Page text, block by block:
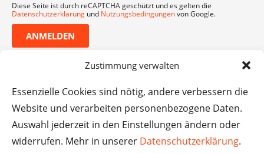
Zustimmung verwalten
Essenzielle Cookies sind nötig, andere verbessern die
Website und verarbeiten personenbezogene Daten.
Auswahl jederzeit in den Einstellungen ändern oder
widerrufen. Mehr in unserer Datenschutzerklärung.
Diese Seite ist durch reCAPTCHA geschützt und es gelten die
Datenschutzerklärung und Nutzungsbedingungenvon Google.
ANMELDEN